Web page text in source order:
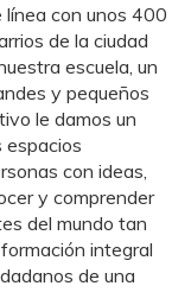
línea con unos 400
de la ciudad
escuela, un
y pequeños
le damos un
espacios
con ideas,
y comprender
del mundo tan
integral
de una